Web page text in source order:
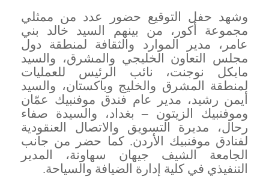
وشهد حفل التوقيع حضور عدد من ممثلي
مجموعة أكور، من بينهم السيد خالد بني
عامر، مدير الموارد والثقافة لمنطقة دول
مجلس التعاون الخليجي والمشرق، والسيد
مايكل نوجنت، نائب الرئيس للعمليات
لمنطقة المشرق والخليج وباكستان، والسيد
أيمن رشيد، مدير عام فندق موفنبيك عمّان
وموفنبيك الزيتون – بغداد، والسيدة صفاء
رحال، مديرة التسويق والاتصال العنقودية
لفنادق موفنبيك الأردن. كما حضر من جانب
الجامعة الشيف جيهان سهاونة، المدير
التنفيذي في كلية إدارة الضيافة والسياحة.